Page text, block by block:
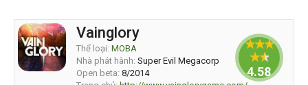
Vainglory
Thể loại: MOBA
Nhà phát hành: Super Evil Megacorp
Open beta: 8/2014
4.58333